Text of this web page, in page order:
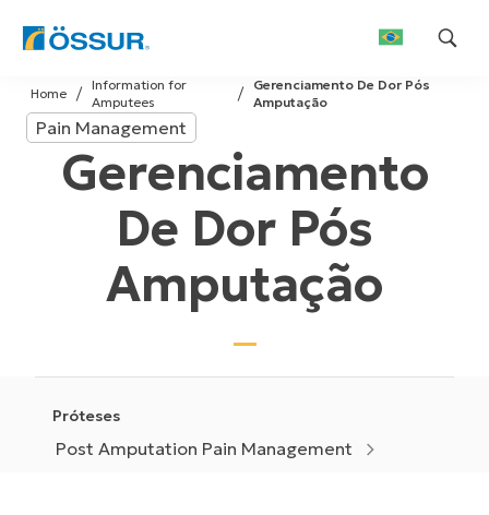
Skip
to
content
Gerenciamento De Dor Pós
Amputação
Information for
Amputees
Home
Pain Management
Gerenciamento
De Dor Pós
Amputação
Próteses
Post Amputation Pain Management